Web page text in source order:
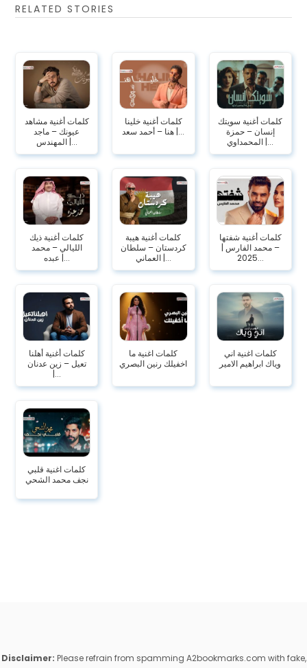
RELATED STORIES
كلمات أغنية مشاهد
عيونك – ماجد
المهندس |...
كلمات أغنية خلينا
هنا – أحمد سعد |...
كلمات أغنية سويتك
إنسان – حمزة
المحمداوي |...
كلمات أغنية ذيك
الليالي – محمد
عبده |...
كلمات أغنية هيبة
كردستان – سلطان
العماني |...
كلمات أغنية شفتها
– محمد الفارس |
2025...
كلمات أغنية أهلنا
تعيل – زين عدنان
|...
كلمات اغنية ما
اخفيلك رنين البصري
كلمات اغنية اني
وياك ابراهيم الامير
كلمات اغنية قلبي
نجف محمد الشحي
Disclaimer: Please refrain from spamming A2bookmarks.com with fake,